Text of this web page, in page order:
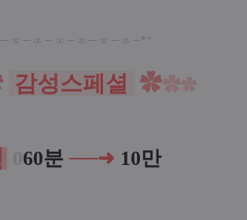
∞ ─ ∞ ─ ∞ ─ ∞ ─ ∞ ─ ∞ ─*
감성스페셜 ✿✿✿
60분 ──➜ 10만